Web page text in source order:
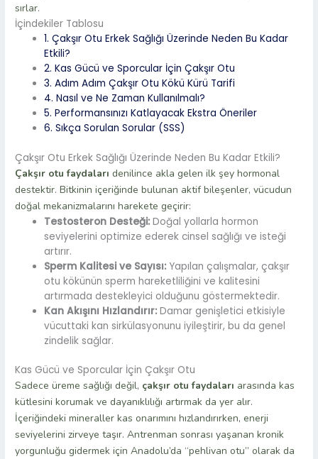
sırlar.
İçindekiler Tablosu
1. Çakşır Otu Erkek Sağlığı Üzerinde Neden Bu Kadar
Etkili?
2. Kas Gücü ve Sporcular İçin Çakşır Otu
3. Adım Adım Çakşır Otu Kökü Kürü Tarifi
4. Nasıl ve Ne Zaman Kullanılmalı?
5. Performansınızı Katlayacak Ekstra Öneriler
6. Sıkça Sorulan Sorular (SSS)
Çakşır Otu Erkek Sağlığı Üzerinde Neden Bu Kadar Etkili?
Çakşır otu faydaları denilince akla gelen ilk şey hormonal
destektir. Bitkinin içeriğinde bulunan aktif bileşenler, vücudun
doğal mekanizmalarını harekete geçirir:
Testosteron Desteği: Doğal yollarla hormon
seviyelerini optimize ederek cinsel sağlığı ve isteği
artırır.
Sperm Kalitesi ve Sayısı: Yapılan çalışmalar, çakşır
otu kökünün sperm hareketliliğini ve kalitesini
artırmada destekleyici olduğunu göstermektedir.
Kan Akışını Hızlandırır: Damar genişletici etkisiyle
vücuttaki kan sirkülasyonunu iyileştirir, bu da genel
zindelik sağlar.
Kas Gücü ve Sporcular İçin Çakşır Otu
Sadece üreme sağlığı değil, çakşır otu faydaları arasında kas
kütlesini korumak ve dayanıklılığı artırmak da yer alır.
İçeriğindeki mineraller kas onarımını hızlandırırken, enerji
seviyelerini zirveye taşır. Antrenman sonrası yaşanan kronik
yorgunluğu gidermek için Anadolu’da “pehlivan otu” olarak da